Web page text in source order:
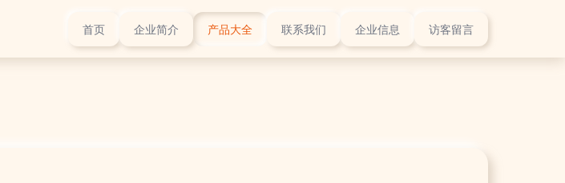
首页 企业简介 产品大全 联系我们 企业信息 访客留言